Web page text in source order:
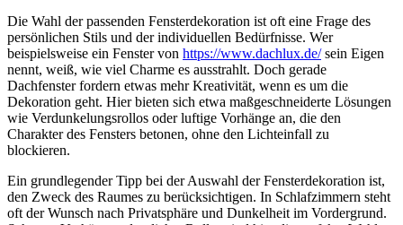
Die Wahl der passenden Fensterdekoration ist oft eine Frage des
persönlichen Stils und der individuellen Bedürfnisse. Wer
beispielsweise ein Fenster von https://www.dachlux.de/sein Eigen
nennt, weiß, wie viel Charme es ausstrahlt. Doch gerade
Dachfenster fordern etwas mehr Kreativität, wenn es um die
Dekoration geht. Hier bieten sich etwa maßgeschneiderte Lösungen
wie Verdunkelungsrollos oder luftige Vorhänge an, die den
Charakter des Fensters betonen, ohne den Lichteinfall zu
blockieren.
Ein grundlegender Tipp bei der Auswahl der Fensterdekoration ist,
den Zweck des Raumes zu berücksichtigen. In Schlafzimmern steht
oft der Wunsch nach Privatsphäre und Dunkelheit im Vordergrund.